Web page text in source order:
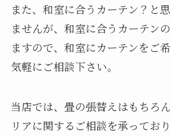
また、和室に合うカーテン？と
ませんが、和室に合うカーテン
ますので、和室にカーテンをご
気軽にご相談下さい。
当店では、畳の張替えはもちろ
リアに関するご相談を承ってお